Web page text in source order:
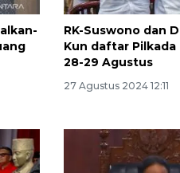
RK-Suswono dan
Kun daftar Pilkada
28-29 Agustus
27 Agustus 2024 12:11